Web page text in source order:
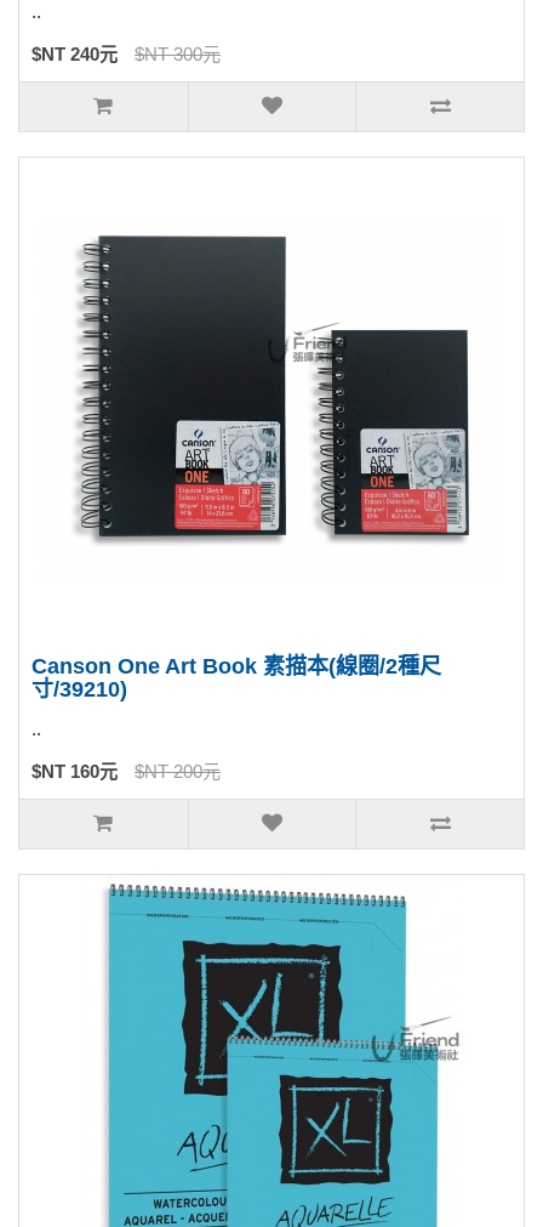
..
$NT 240元 $NT 300元
Canson One Art Book 素描本(線圈/2種尺
寸/39210)
..
$NT 160元 $NT 200元